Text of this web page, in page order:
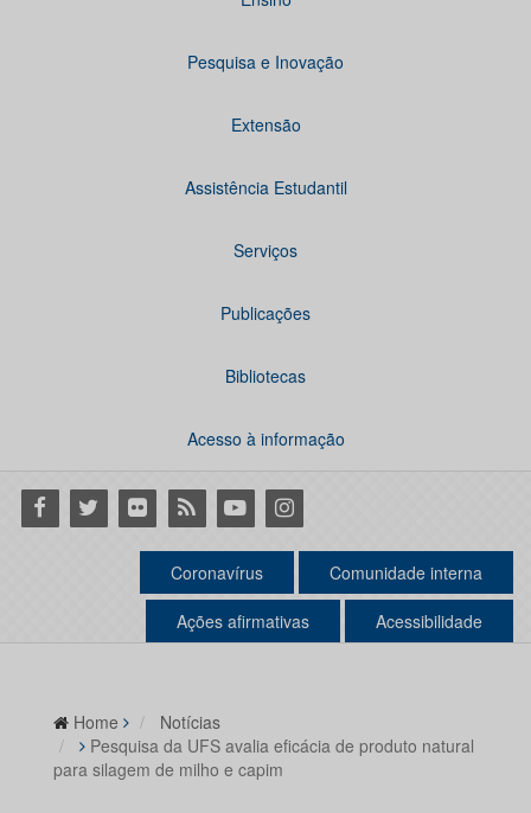
Pesquisa e Inovação
Extensão
Assistência Estudantil
Serviços
Publicações
Bibliotecas
Acesso à informação
Facebook
Twitter Flickr RSS YoutubeInstagram
Coronavírus Comunidade interna
Ações afirmativas Acessibilidade
Home
Notícias
Pesquisa da UFS avalia eficácia de produto natural
para silagem de milho e capim